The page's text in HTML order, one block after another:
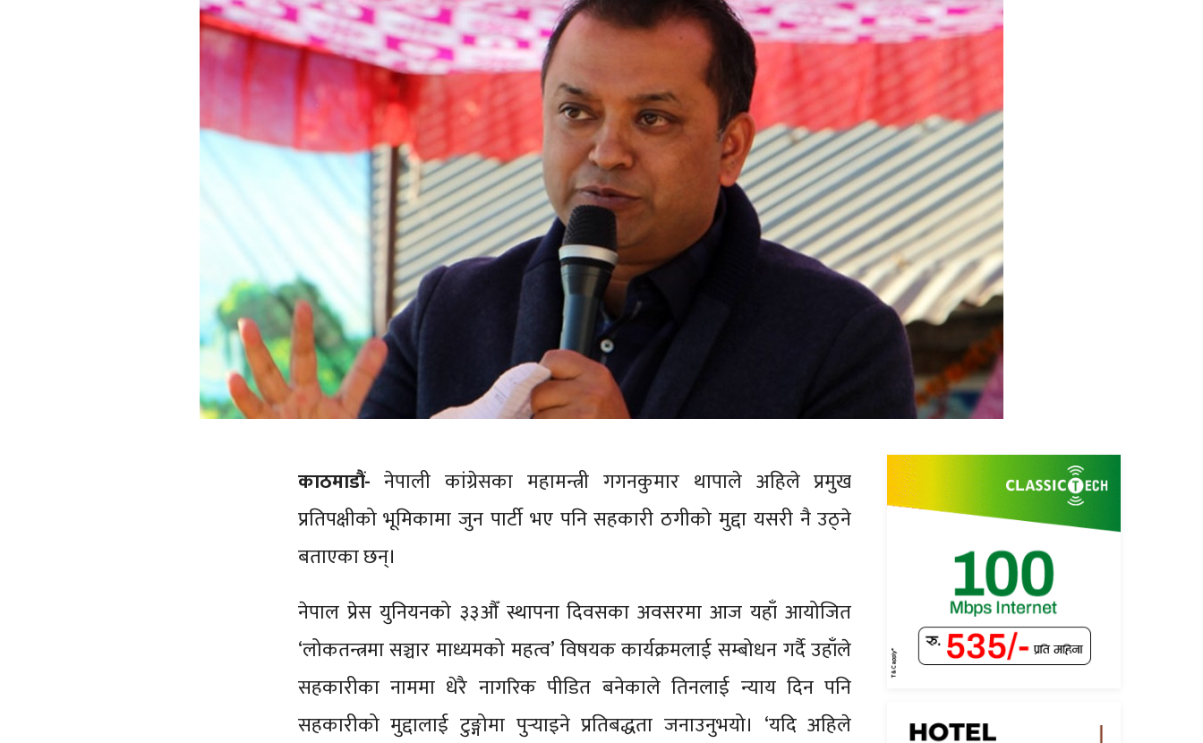
काठमाडौं- नेपाली कांग्रेसका महामन्त्री गगनकुमार थापाले अहिले प्रमुख
प्रतिपक्षीको भूमिकामा जुन पार्टी भए पनि सहकारी ठगीको मुद्दा यसरी नै उठ्ने
बताएका छन्।
नेपाल प्रेस युनियनको ३३औँ स्थापना दिवसका अवसरमा आज यहाँ आयोजित
‘लोकतन्त्रमा सञ्चार माध्यमको महत्व’ विषयक कार्यक्रमलाई सम्बोधन गर्दै उहाँले
सहकारीका नाममा धेरै नागरिक पीडित बनेकाले तिनलाई न्याय दिन पनि
सहकारीको मुद्दालाई टुङ्गोमा पुर्‍याइने प्रतिबद्धता जनाउनुभयो। ‘यदि अहिले